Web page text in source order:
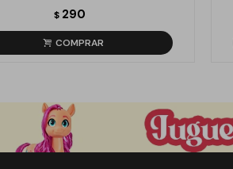
$ 290